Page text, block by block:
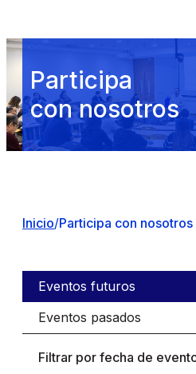
Participa
con nosotros
Inicio/Participa con nosotros
Eventos futuros
Eventos pasados
Filtrar por fecha de